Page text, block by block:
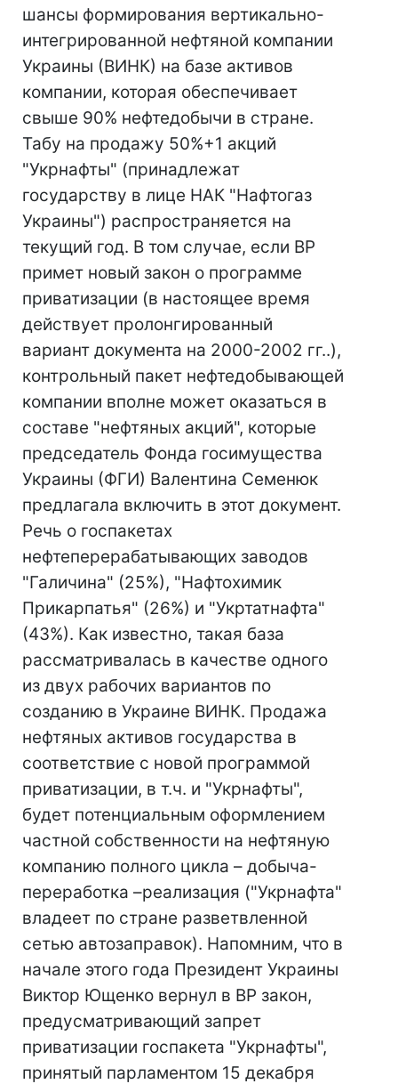
шансы формирования вертикально-
интегрированной нефтяной компании
Украины (ВИНК) на базе активов
компании, которая обеспечивает
свыше 90% нефтедобычи в стране.
Табу на продажу 50%+1 акций
"Укрнафты" (принадлежат
государству в лице НАК "Нафтогаз
Украины") распространяется на
текущий год. В том случае, если ВР
примет новый закон о программе
приватизации (в настоящее время
действует пролонгированный
вариант документа на 2000-2002 гг..),
контрольный пакет нефтедобывающей
компании вполне может оказаться в
составе "нефтяных акций", которые
председатель Фонда госимущества
Украины (ФГИ) Валентина Семенюк
предлагала включить в этот документ.
Речь о госпакетах
нефтеперерабатывающих заводов
"Галичина" (25%), "Нафтохимик
Прикарпатья" (26%) и "Укртатнафта"
(43%). Как известно, такая база
рассматривалась в качестве одного
из двух рабочих вариантов по
созданию в Украине ВИНК. Продажа
нефтяных активов государства в
соответствие с новой программой
приватизации, в т.ч. и "Укрнафты",
будет потенциальным оформлением
частной собственности на нефтяную
компанию полного цикла – добыча-
переработка –реализация ("Укрнафта"
владеет по стране разветвленной
сетью автозаправок). Напомним, что в
начале этого года Президент Украины
Виктор Ющенко вернул в ВР закон,
предусматривающий запрет
приватизации госпакета "Укрнафты",
принятый парламентом 15 декабря